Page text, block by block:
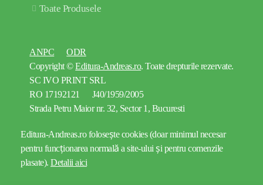
Toate Produsele
ANPC
ODR
Copyright ©Editura-Andreas.ro. Toate drepturile rezervate.
SC IVO PRINT SRL
RO 17192121 J40/1959/2005
Strada Petru Maior nr. 32, Sector 1, Bucuresti
Editura-Andreas.ro folosește cookies (doar minimul necesar
pentru funcționarea normală a site-ului și pentru comenzile
plasate). Detalii aici